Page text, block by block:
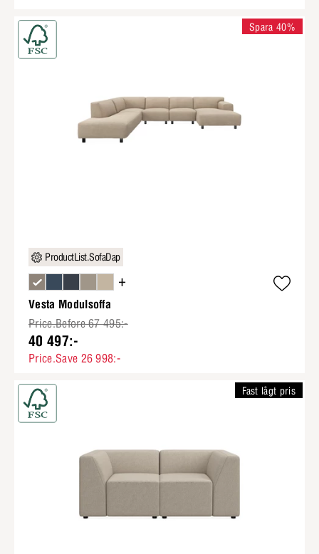
ProductList.SofaDap
+
Vesta Modulsoffa
Price.Before 67 495:-
40 497:-
Price.Save 26 998:-
Spara 40%
Fast lågt pris